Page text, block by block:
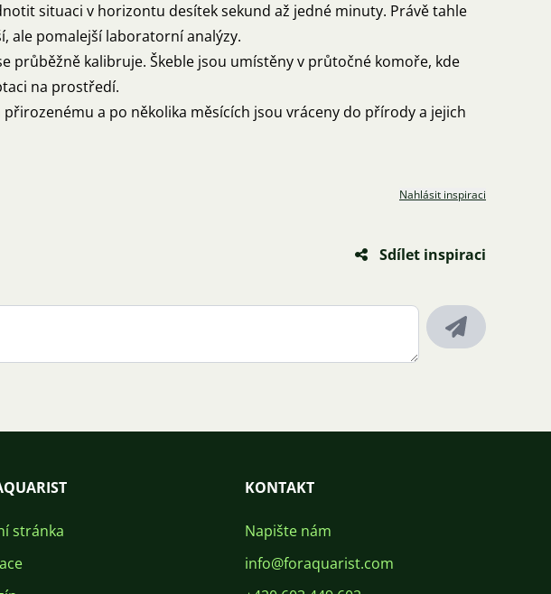
situaci v horizontu desítek sekund až jedné minuty. Právě tahle
ale pomalejší laboratorní analýzy.
průběžně kalibruje. Škeble jsou umístěny v průtočné komoře, kde
na prostředí.
a po několika měsících jsou vráceny do přírody a jejich
Nahlásit inspiraci
Sdílet inspiraci
stránka
KONTAKT
Napište nám
info@foraquarist.com